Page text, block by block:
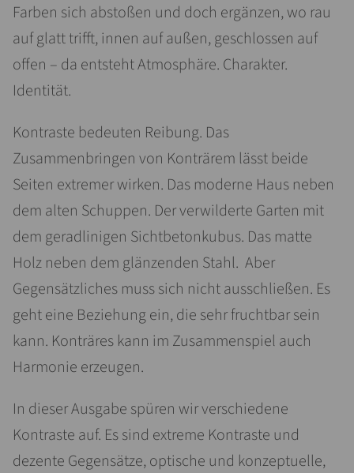
Farben sich abstoßen und doch ergänzen, wo rau
auf glatt trifft, innen auf außen, geschlossen auf
offen – da entsteht Atmosphäre. Charakter.
Identität.
Kontraste bedeuten Reibung. Das
Zusammenbringen von Konträrem lässt beide
Seiten extremer wirken. Das moderne Haus neben
dem alten Schuppen. Der verwilderte Garten mit
dem geradlinigen Sichtbetonkubus. Das matte
Holz neben dem glänzenden Stahl. Aber
Gegensätzliches muss sich nicht ausschließen. Es
geht eine Beziehung ein, die sehr fruchtbar sein
kann. Konträres kann im Zusammenspiel auch
Harmonie erzeugen.
In dieser Ausgabe spüren wir verschiedene
Kontraste auf. Es sind extreme Kontraste und
dezente Gegensätze, optische und konzeptuelle,